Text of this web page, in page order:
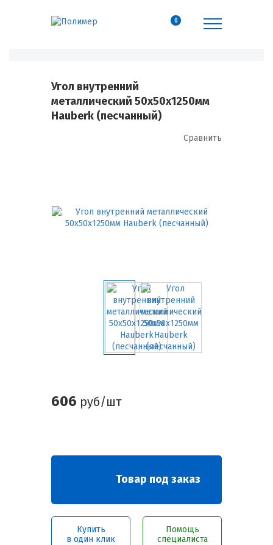
0
Угол внутренний
металлический 50х50х1250мм
Hauberk (песчанный)
Сравнить
606 руб/шт
Товар под заказ
Купить
в один клик
Помощь
специалиста